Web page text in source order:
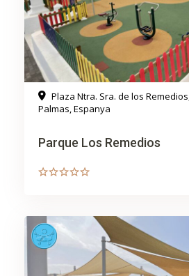
Plaza Ntra. Sra. de los
Palmas, Espanya
Parque Los Remedios